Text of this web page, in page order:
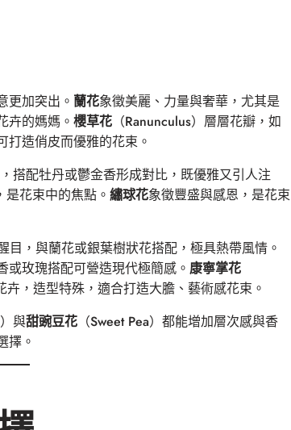
更加突出。 蘭花象徵美麗、力量與奢華，尤其是
卉的媽媽。 櫻草花 （Ranunculus）層層花瓣，如
造俏皮而優雅的花束。
搭配牡丹或鬱金香形成對比，既優雅又引人注
是花束中的焦點。 繡球花象徵豐盛與感恩，是花束
目，與蘭花或銀葉樹狀花搭配，極具熱帶風情。
或玫瑰搭配可營造現代極簡感。 康寧掌花
卉，造型特殊，適合打造大膽、藝術感花束。
與甜豌豆花 （Sweet Pea）都能增加層次感與香
擇。